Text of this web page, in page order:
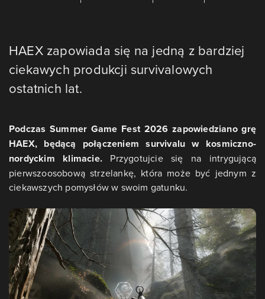
HAEX zapowiada się na jedną z bardziej
ciekawych produkcji survivalowych
ostatnich lat.
Podczas Summer Game Fest 2026 zapowiedziano grę
HAEX, będącą połączeniem survivalu w kosmiczno-
nordyckim klimacie.Przygotujcie się na intrygującą
pierwszoosobową strzelankę, która może być jednym z
ciekawszych pomysłów w swoim gatunku.